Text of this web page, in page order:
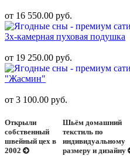
от 16 550.00 руб.
3х-камерная пуховая подушка
от 19 250.00 руб.
"Жасмин"
от 3 100.00 руб.
Открыли
собственный
швейный цех в
2002
Шьём домашний
текстиль по
индивидуальному
размеру и дизайну